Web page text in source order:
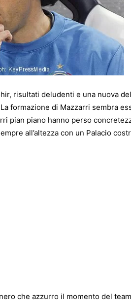
risultati deludenti e una nuova
formazione di Mazzarri sembra
pian piano hanno perso
all’altezza con un Palacio
che azzurro il momento del